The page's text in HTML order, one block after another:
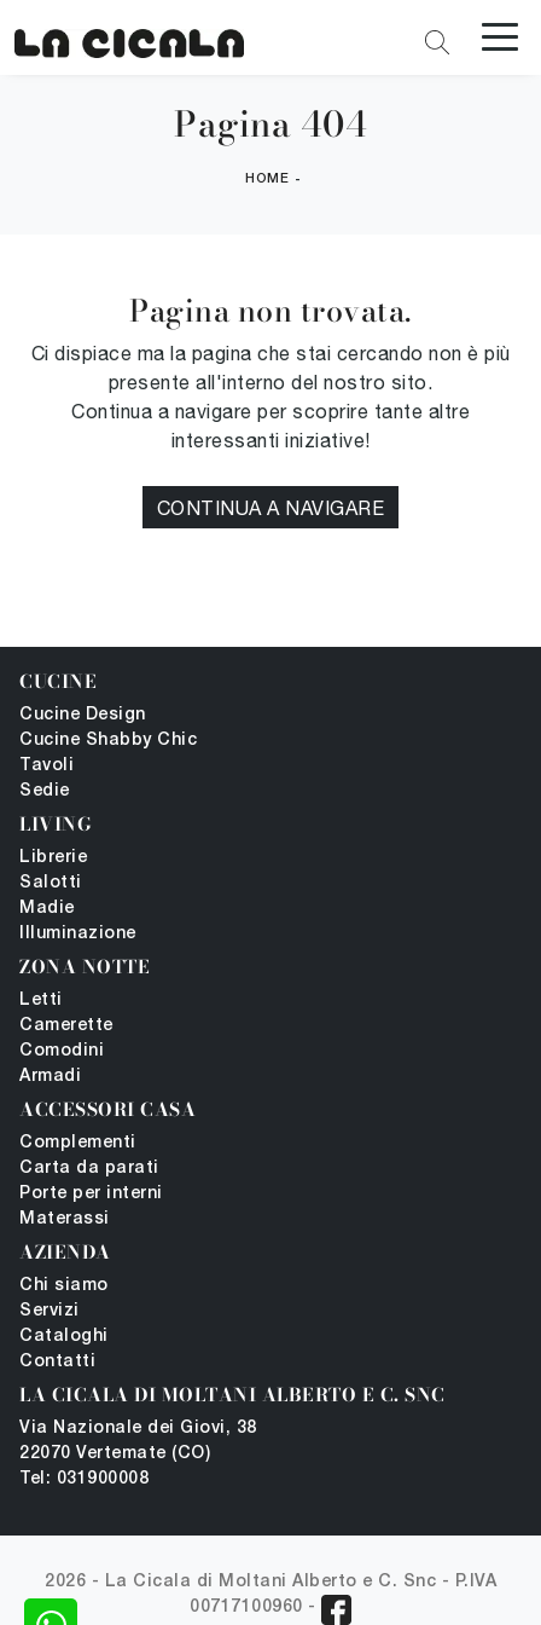
Pagina 404
HOME -
Pagina non trovata.
Ci dispiace ma la pagina che stai cercando non è più
presente all'interno del nostro sito.
Continua a navigare per scoprire tante altre
interessanti iniziative!
CONTINUA A NAVIGARE
CUCINE
Cucine Design
Cucine Shabby Chic
Tavoli
Sedie
LIVING
Librerie
Salotti
Madie
Illuminazione
ZONA NOTTE
Letti
Camerette
Comodini
Armadi
ACCESSORI CASA
Complementi
Carta da parati
Porte per interni
Materassi
AZIENDA
Chi siamo
Servizi
Cataloghi
Contatti
LA CICALA DI MOLTANI ALBERTO E C. SNC
Via Nazionale dei Giovi, 38
22070 Vertemate (CO)
Tel: 031900008
2026 - La Cicala di Moltani Alberto e C. Snc -
P.IVA
00717100960 -